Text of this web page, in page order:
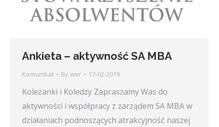
Ankieta – aktywność SA MBA
Komunikat By wer 17-02-2019
Koleżanki i Koledzy Zapraszamy Was do
aktywności i współpracy z zarządem SA MBA w
działaniach podnoszących atrakcyjność naszej